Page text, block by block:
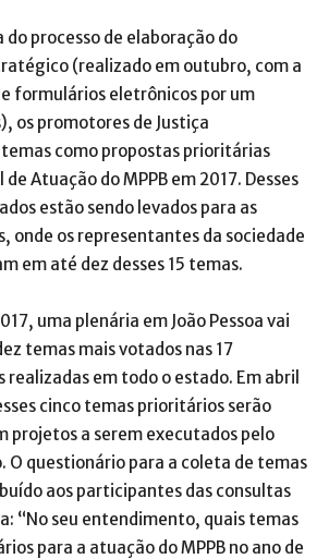
processo de elaboração do
(realizado em outubro, com a
formulários eletrônicos por um
os promotores de Justiça
como propostas prioritárias
de Atuação do MPPB em 2017. Desses
estão sendo levados para as
onde os representantes da sociedade
em até dez desses 15 temas.
uma plenária em João Pessoa vai
temas mais votados nas 17
realizadas em todo o estado. Em abril
cinco temas prioritários serão
projetos a serem executados pelo
O questionário para a coleta de temas
aos participantes das consultas
“No seu entendimento, quais temas
para a atuação do MPPB no ano de